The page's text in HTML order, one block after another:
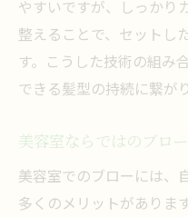
やすいですが、しっかり
整えることで、セットし
す。こうした技術の組み
できる髪型の持続に繋が
美容室ならではのブロ
美容室でのブローには、
多くのメリットがありま